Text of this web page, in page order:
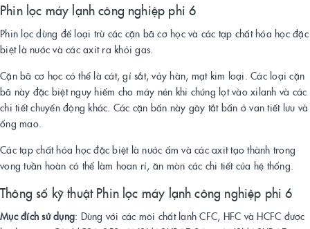
Phin lọc máy lạnh công nghiệp phi 6
Phin lọc dùng để loại trừ các cặn bã cơ học và các tạp chất hóa học đặc
biệt là nước và các axit ra khỏi gas.
Cặn bã cơ học có thể là cát, gỉ sắt, vảy hàn, mạt kim loại. Các loại cặn
bã này đặc biệt nguy hiểm cho máy nén khi chúng lọt vào xilanh và các
chi tiết chuyển động khác. Các cặn bẩn này gây tắt bẩn ở van tiết lưu và
ống mao.
Các tạp chất hóa học đặc biệt là nước ẩm và các axit tạo thành trong
vong tuần hoàn có thể làm hoan rỉ, ăn mòn các chi tiết của hệ thống.
Thông số kỹ thuật Phin lọc máy lạnh công nghiệp phi 6
Mục đích sử dụng: Dùng với các môi chất lạnh CFC, HFC và HCFC được